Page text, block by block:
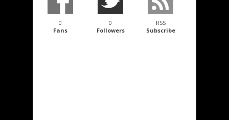
0
Fans
0
Followers
RSS
Subscribe